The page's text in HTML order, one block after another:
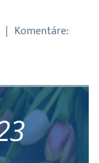
Komentáre